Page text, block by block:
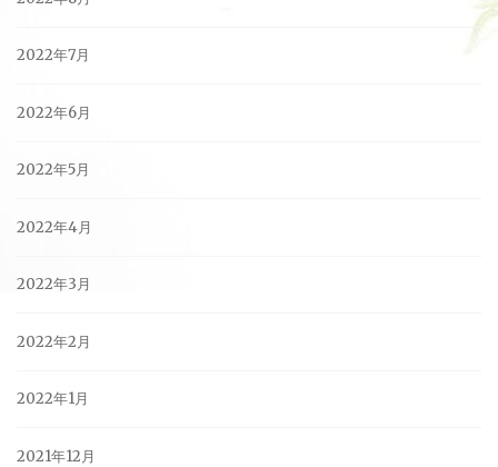
2022年7月
2022年6月
2022年5月
2022年4月
2022年3月
2022年2月
2022年1月
2021年12月